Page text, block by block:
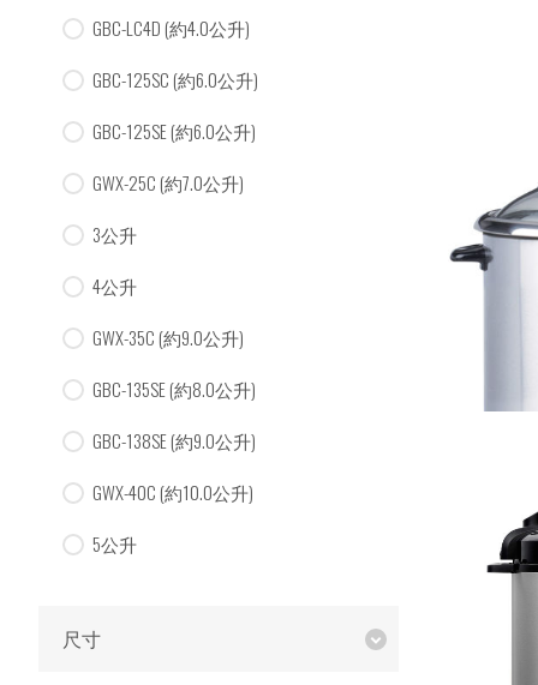
GBC-LC4D (約4.0公升)
GBC-125SC (約6.0公升)
GBC-125SE (約6.0公升)
GWX-25C (約7.0公升)
3公升
4公升
GWX-35C (約9.0公升)
GBC-135SE (約8.0公升)
GBC-138SE (約9.0公升)
GWX-40C (約10.0公升)
5公升
尺寸